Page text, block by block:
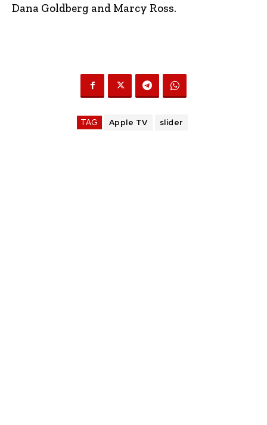
Dana Goldberg and Marcy Ross.
TAG Apple TV slider